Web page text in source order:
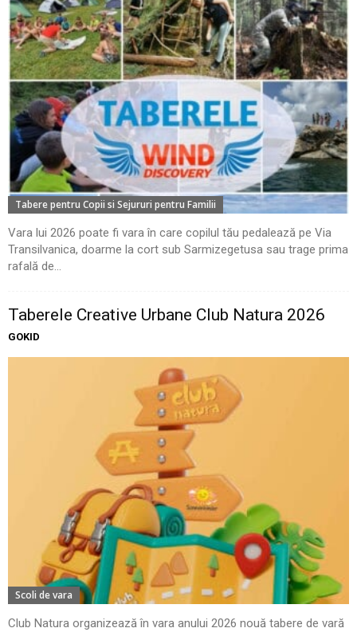
Tabere pentru Copii si Sejururi pentru Familii
Vara lui 2026 poate fi vara în care copilul tău pedalează pe Via
Transilvanica, doarme la cort sub Sarmizegetusa sau trage prima
rafală de...
Taberele Creative Urbane Club Natura 2026
GOKID
Scoli de vara
Club Natura organizează în vara anului 2026 nouă tabere de vară